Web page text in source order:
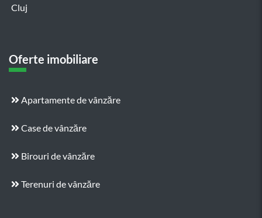
Cluj
Oferte imobiliare
Apartamente de vânzăre
Case de vânzăre
Birouri de vânzăre
Terenuri de vânzăre